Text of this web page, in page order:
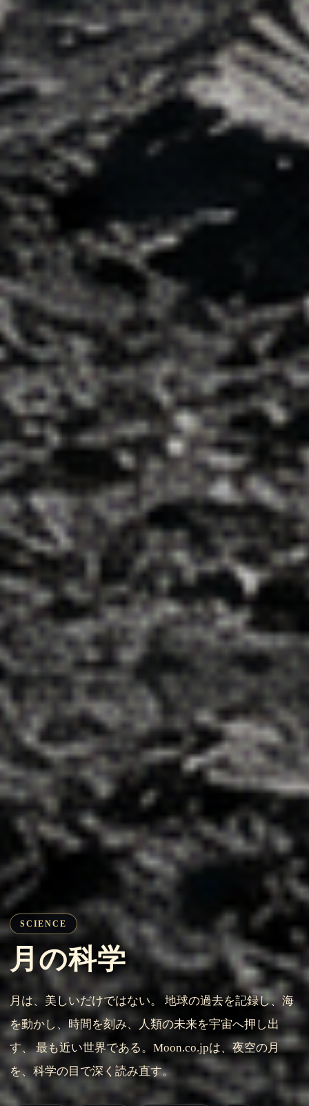
SCIENCE
月の科学
月は、美しいだけではない。 地球の過去を記録し、海
を動かし、時間を刻み、人類の未来を宇宙へ押し出
す、 最も近い世界である。Moon.co.jpは、夜空の月
を、科学の目で深く読み直す。